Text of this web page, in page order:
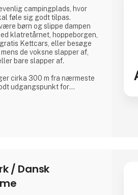
campingplads, hvor
føle sig godt tilpas.
børn og slippe dampen
klatretårnet, hoppeborgen,
Kettcars, eller besøge
de voksne slapper af,
bare slapper af.
cirka 300 m fra nærmeste
udgangspunkt for
Schäfer
/ Dansk